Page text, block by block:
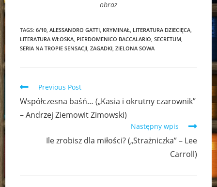
obraz
TAGS:6/10 ALESSANDRO GATTI KRYMINAŁ LITERATURA DZIECIĘCA
LITERATURA WŁOSKA PIERDOMENICO BACCALARIO SECRETUM
SERIA NA TROPIE SENSACJI ZAGADKI ZIELONA SOWA
Read
articles
Previous Post
Współczesna baśń… („Kasia i okrutny czarownik”
– Andrzej Ziemowit Zimowski)
Następny wpis
Ile zrobisz dla miłości? („Strażniczka” – Lee
Carroll)